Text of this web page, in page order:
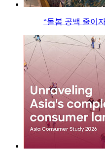
“돌봄 공백 줄이